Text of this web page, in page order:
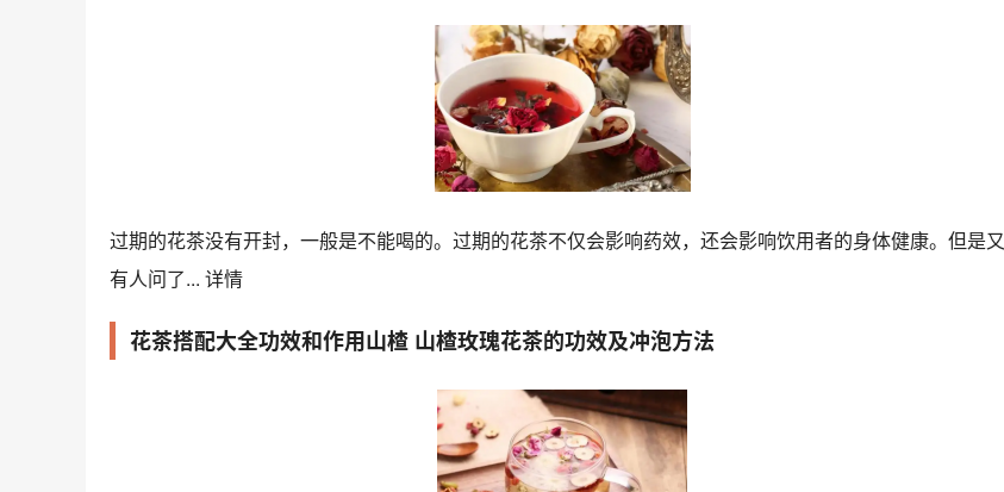
过期的花茶没有开封，一般是不能喝的。过期的花茶不仅会影响药效，还会影响饮用者的身体健康。但是又
有人问了... 详情
花茶搭配大全功效和作用山楂 山楂玫瑰花茶的功效及冲泡方法